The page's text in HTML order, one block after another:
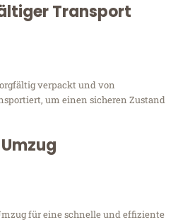
Transport
verpackt und von
um einen sicheren Zustand
für eine schnelle und effiziente